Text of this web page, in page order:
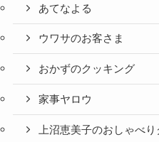
あてなよる
ウワサのお客さま
おかずのクッキング
家事ヤロウ
上沼恵美子のおしゃべ